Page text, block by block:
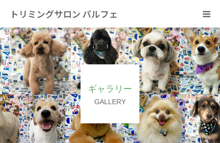
トリミングサロン パルフェ
ギャラリー
GALLERY
HOME
トリミング
ホテル
スタッフ